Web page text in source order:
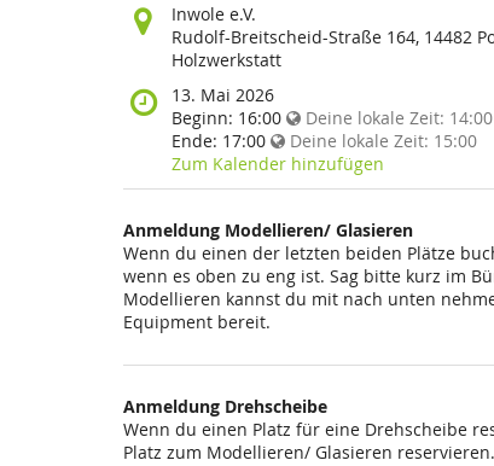
Wo
findet
diese
statt?
Inwole e.V.
Rudolf-Breitscheid-Straße 164, 14482
Holzwerkstatt
Wann
findet
diese
Veranstaltung
statt?
13. Mai 2026
Beginn: 16:00 Deine lokale Zeit: 14:00
Ende: 17:00 Deine lokale Zeit: 15:00
Zum Kalender hinzufügen
Anmeldung Modellieren/ Glasieren
Wenn du einen der letzten beiden Plätze
wenn es oben zu eng ist. Sag bitte kurz im
Modellieren kannst du mit nach unten
Equipment bereit.
Anmeldung Drehscheibe
Wenn du einen Platz für eine Drehscheibe
Platz zum Modellieren/ Glasieren reservieren.